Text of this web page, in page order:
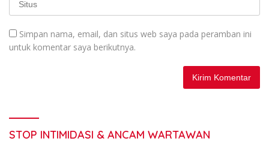
Simpan nama, email, dan situs web saya pada peramban ini
untuk komentar saya berikutnya.
STOP INTIMIDASI & ANCAM WARTAWAN